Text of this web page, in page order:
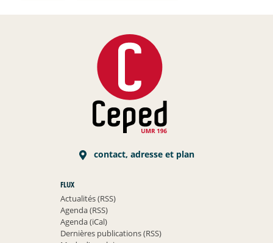
contact, adresse et plan
FLUX
Actualités (RSS)
Agenda (RSS)
Agenda (iCal)
Dernières publications (RSS)